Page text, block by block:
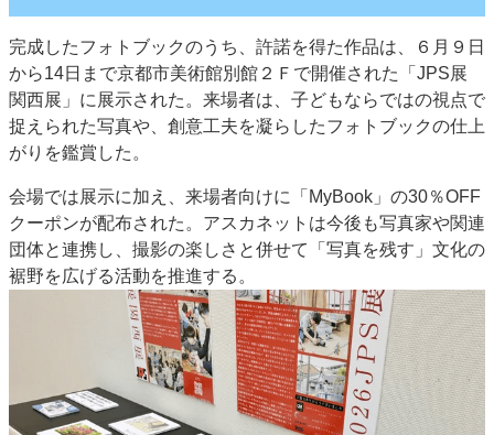
完成したフォトブックのうち、許諾を得た作品は、６月９日
から14日まで京都市美術館別館２Ｆで開催された「JPS展
関西展」に展示された。来場者は、子どもならではの視点で
捉えられた写真や、創意工夫を凝らしたフォトブックの仕上
がりを鑑賞した。
会場では展示に加え、来場者向けに「MyBook」の30％OFF
クーポンが配布された。アスカネットは今後も写真家や関連
団体と連携し、撮影の楽しさと併せて「写真を残す」文化の
裾野を広げる活動を推進する。